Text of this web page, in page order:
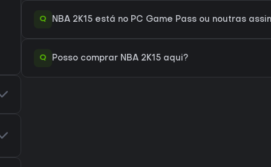
Q NBA 2K15 está no PC Game Pass ou noutras
Q Posso comprar NBA 2K15 aqui?